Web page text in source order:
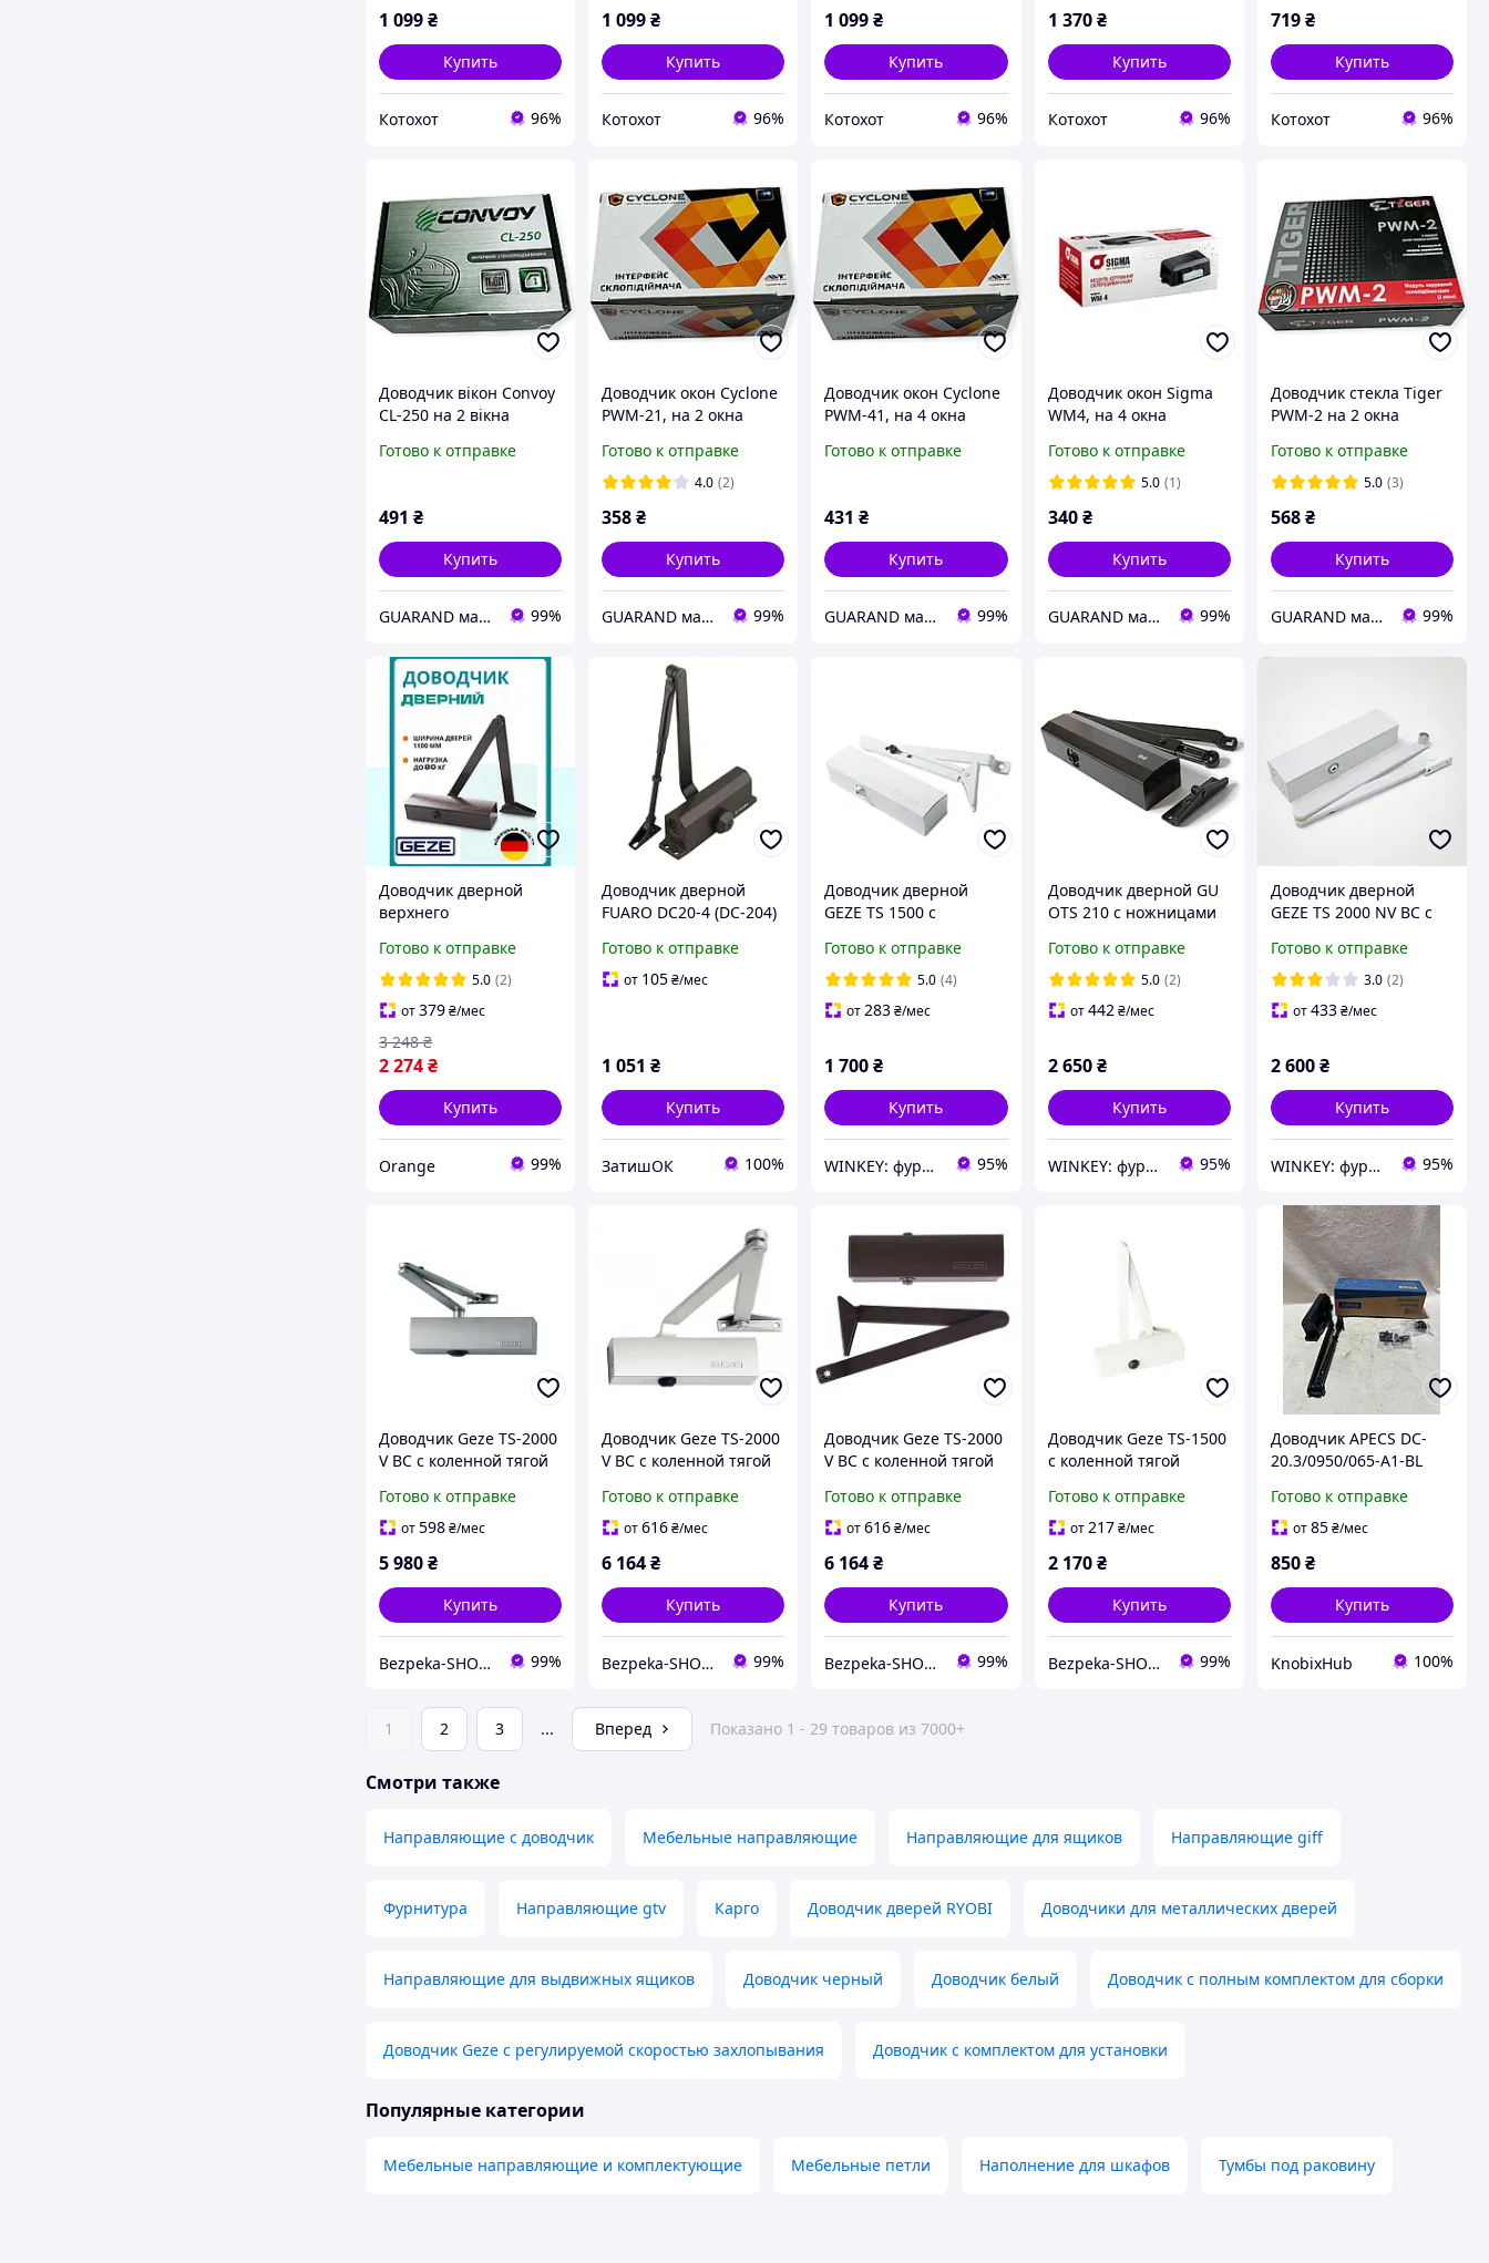
1 099₴
Купить
Котохот 96%
1 099₴
Купить
Котохот 96%
1 099₴
Купить
Котохот 96%
1 370 ₴
Купить
Котохот 96%
719₴
Купить
Котохот 96%
Доводчик вікон Convoy
CL-250 на 2 вікна
Готово к отправке
491 ₴
Купить
GUARAND маг\ин Автоелектроніки 99%
Доводчик окон Cyclone
PWM-21, на 2 окна
Готово к отправке
4.0 (2)
358₴
Купить
GUARAND маг\ин Автоелектроніки 99%
Доводчик окон Cyclone
PWM-41, на 4 окна
Готово к отправке
431 ₴
Купить
GUARAND маг\ин Автоелектроніки 99%
Доводчик окон Sigma
WM4, на 4 окна
Готово к отправке
5.0 (1)
340 ₴
Купить
GUARAND маг\ин Автоелектроніки 99%
Доводчик стекла Tiger
PWM-2 на 2 окна
Готово к отправке
5.0 (3)
568₴
Купить
GUARAND маг\ин Автоелектроніки 99%
Доводчик дверной
верхнего
дверей весом до 80 кг
GEZE TS 1500 с
локтевой тягой
коричневый
Готово к отправке
5.0 (2)
от379₴/мес
2 274₴
3 248 ₴
Купить
Orange 99%
Доводчик дверной
FUARO DC20-4 (DC-204)
(коричневый)
Готово к отправке
от 105₴/мес
1 051 ₴
Купить
ЗатишОК 100%
Доводчик дверной
GEZE TS 1500 с
Готово к отправке
5.0 (4)
от283₴/мес
1 700₴
Купить
WINKEY: фурнитура для окон и дверей 95%
Доводчик дверной GU
OTS 210 с ножницами
Готово к отправке
5.0 (2)
от442 ₴/мес
2 650 ₴
Купить
WINKEY: фурнитура для окон и дверей 95%
Доводчик дверной
GEZE TS 2000 NV BC c
Готово к отправке
3.0 (2)
от433₴/мес
2 600₴
Купить
WINKEY: фурнитура для окон и дверей 95%
Доводчик Geze TS-2000
V BC с коленной тягой
Готово к отправке
от598₴/мес
5 980₴
Купить
Bezpeka-SHOP (Гипермаркет по БЕЗОПАСНОСТИ) 99%
Доводчик Geze TS-2000
V BC с коленной тягой
Готово к отправке
от616₴/мес
6 164₴
Купить
Bezpeka-SHOP (Гипермаркет по БЕЗОПАСНОСТИ) 99%
Доводчик Geze TS-2000
V BC с коленной тягой
Готово к отправке
от616₴/мес
6 164₴
Купить
Bezpeka-SHOP (Гипермаркет по БЕЗОПАСНОСТИ) 99%
Доводчик Geze TS-1500
с коленной тягой
Готово к отправке
от217 ₴/мес
2 170 ₴
Купить
Bezpeka-SHOP (Гипермаркет по БЕЗОПАСНОСТИ) 99%
Доводчик APECS DC-
20.3/0950/065-A1-BL
Готово к отправке
от85₴/мес
850₴
Купить
KnobixHub 100%
1 2 3 ... Вперед Показано 1 - 29 товаров из 7000+
Смотри также
Направляющие с доводчик Мебельные направляющие Направляющие для ящиков Направляющие giff
Фурнитура Направляющие gtv Карго Доводчик дверей RYOBI Доводчики для металлических дверей
Направляющие для выдвижных ящиков Доводчик черный Доводчик белый Доводчик с полным комплектом для сборки
Доводчик Geze с регулируемой скоростью захлопывания Доводчик с комплектом для установки
Популярные категории
Мебельные направляющие и комплектующие Мебельные петли Наполнение для шкафов Тумбы под раковину